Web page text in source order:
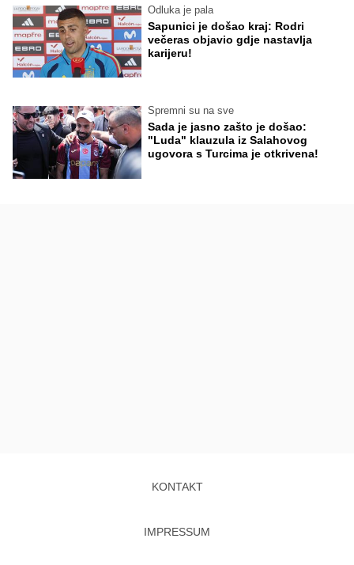
Odluka je pala
Sapunici je došao kraj: Rodri
večeras objavio gdje nastavlja
karijeru!
Spremni su na sve
Sada je jasno zašto je došao:
"Luda" klauzula iz Salahovog
ugovora s Turcima je otkrivena!
KONTAKT
IMPRESSUM